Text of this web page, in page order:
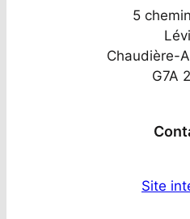
5
Chaudière-
G7A
Site